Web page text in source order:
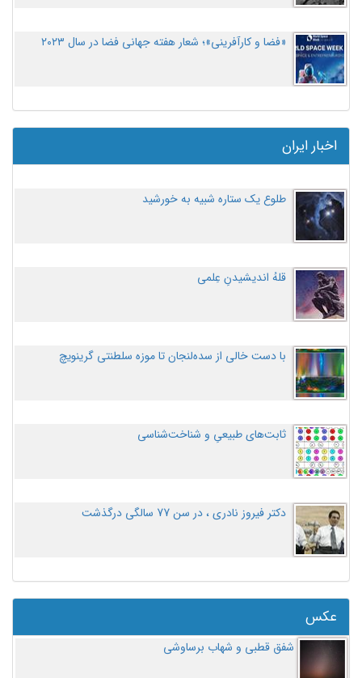
«فضا و کارآفرینی»؛ شعار هفته جهانی فضا در سال ۲۰۲۳
اخبار ایران
طلوع یک ستاره شبیه به خورشید
قلهُ اندیشیدنِ عِلمی
با دست خالی از سده‌لنجان تا موزه سلطنتی گرینویچ
ثابت‌های طبیعیِ و شناخت‌شناسی
دکتر فیروز نادری ، در سن 77 سالگی درگذشت
عکس
شفق قطبی و شهاب برساوشی